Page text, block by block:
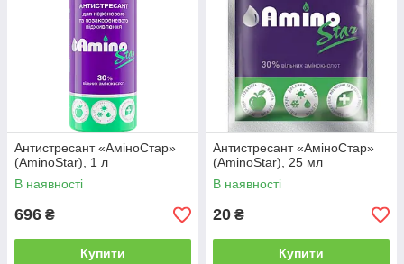
Антистресант «АміноСтар»
(AminoStar), 1 л
В наявності
696 ₴
Купити
Антистресант «АміноСтар»
(AminoStar), 25 мл
В наявності
20 ₴
Купити